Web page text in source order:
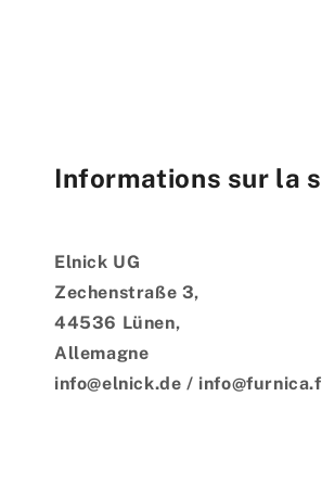
Informations sur la
Elnick UG
Zechenstraße 3,
44536 Lünen,
Allemagne
info@elnick.de /